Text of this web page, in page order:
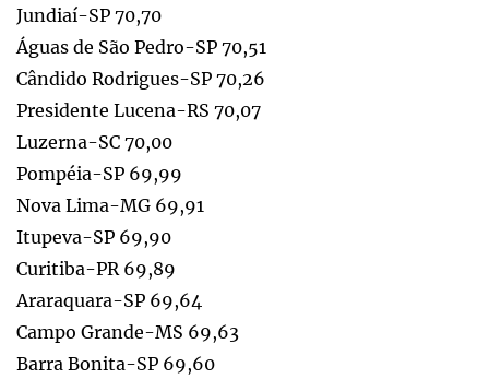
Jundiaí-SP 70,70
Águas de São Pedro-SP 70,51
Cândido Rodrigues-SP 70,26
Presidente Lucena-RS 70,07
Luzerna-SC 70,00
Pompéia-SP 69,99
Nova Lima-MG 69,91
Itupeva-SP 69,90
Curitiba-PR 69,89
Araraquara-SP 69,64
Campo Grande-MS 69,63
Barra Bonita-SP 69,60